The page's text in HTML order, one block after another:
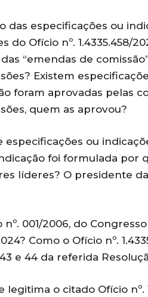
das especificações ou
do Ofício nº. 1.4335.458/
“emendas de
Existem
foram aprovadas pelas
quem as aprovou?
especificações ou
foi formulada por
líderes? O presidente
001/2006, do
Como o Ofício nº.
e 44 da referida
o citado Ofício nº.